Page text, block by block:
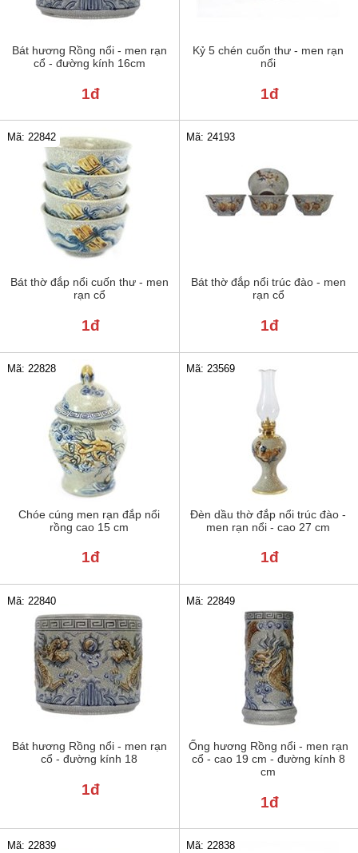
Bát hương Rồng nổi - men rạn
cổ - đường kính 16cm
1đ
Kỷ 5 chén cuốn thư - men rạn
nổi
1đ
Bát thờ đắp nổi cuốn thư - men
rạn cổ
Mã: 22842
1đ
Bát thờ đắp nổi trúc đào - men
rạn cổ
Mã: 24193
1đ
Chóe cúng men rạn đắp nổi
rồng cao 15 cm
Mã: 22828
1đ
Đèn dầu thờ đắp nổi trúc đào -
men rạn nổi - cao 27 cm
Mã: 23569
1đ
Bát hương Rồng nổi - men rạn
cổ - đường kính 18
Mã: 22840
1đ
Ống hương Rồng nổi - men rạn
cổ - cao 19 cm - đường kính 8
cm
Mã: 22849
1đ
Mã: 22839 Mã: 22838